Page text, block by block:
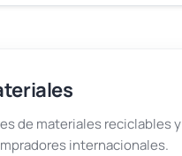
de materiales reciclables y
internacionales.